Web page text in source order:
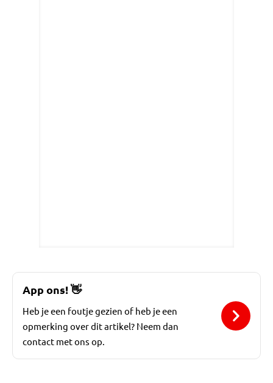
App ons!👋
Heb je een foutje gezien of heb je een
opmerking over dit artikel? Neem dan
contact met ons op.